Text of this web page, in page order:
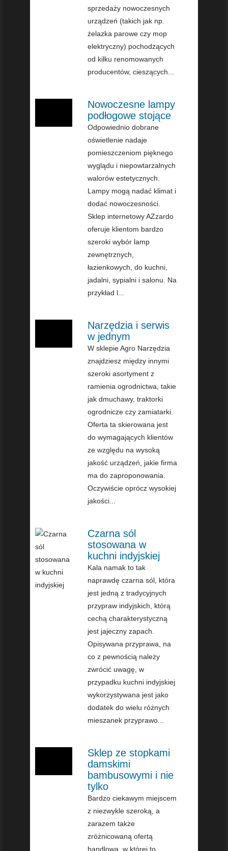
sprzedaży nowoczesnych
urządzeń (takich jak np.
żelazka parowe czy mop
elektryczny) pochodzących
od kilku renomowanych
producentów, cieszących...
Nowoczesne lampy
podłogowe stojące
Odpowiednio dobrane
oświetlenie nadaje
pomieszczeniom pięknego
wyglądu i niepowtarzalnych
walorów estetycznych.
Lampy mogą nadać klimat i
dodać nowoczesności.
Sklep internetowy AZzardo
oferuje klientom bardzo
szeroki wybór lamp
zewnętrznych,
łazienkowych, do kuchni,
jadalni, sypialni i salonu. Na
przykład l...
Narzędzia i serwis
w jednym
W sklepie Agro Narzędzia
znajdziesz między innymi
szeroki asortyment z
ramienia ogrodnictwa, takie
jak dmuchawy, traktorki
ogrodnicze czy zamiatarki.
Oferta ta skierowana jest
do wymagających klientów
ze względu na wysoką
jakość urządzeń, jakie firma
ma do zaproponowania.
Oczywiście oprócz wysokiej
jakości...
Czarna sól
stosowana w
kuchni indyjskiej
Kala namak to tak
naprawdę czarna sól, która
jest jedną z tradycyjnych
przypraw indyjskich, którą
cechą charakterystyczną
jest jajeczny zapach.
Opisywana przyprawa, na
co z pewnością należy
zwrócić uwagę, w
przypadku kuchni indyjskiej
wykorzystywana jest jako
dodatek do wielu różnych
mieszanek przyprawo...
Sklep ze stopkami
damskimi
bambusowymi i nie
tylko
Bardzo ciekawym miejscem
z niezwykle szeroką, a
zarazem także
zróżnicowaną ofertą
handlową, w której to